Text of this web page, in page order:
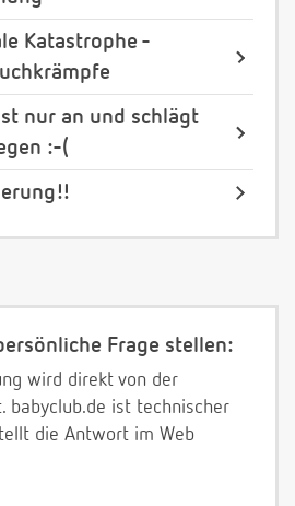
Katastrophe -
nur an und schlägt
:-(
Frage stellen:
wird direkt von der
babyclub.de ist technischer
die Antwort im Web